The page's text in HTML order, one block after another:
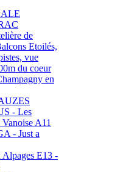
de
Etoilés,
vue
du coeur
en
- Les
Vanoise A11
- Just a
E13 -